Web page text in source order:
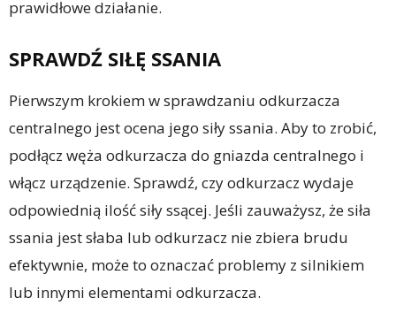
prawidłowe działanie.
SPRAWDŹ SIŁĘ SSANIA
Pierwszym krokiem w sprawdzaniu odkurzacza
centralnego jest ocena jego siły ssania. Aby to zrobić,
podłącz węża odkurzacza do gniazda centralnego i
włącz urządzenie. Sprawdź, czy odkurzacz wydaje
odpowiednią ilość siły ssącej. Jeśli zauważysz, że siła
ssania jest słaba lub odkurzacz nie zbiera brudu
efektywnie, może to oznaczać problemy z silnikiem
lub innymi elementami odkurzacza.